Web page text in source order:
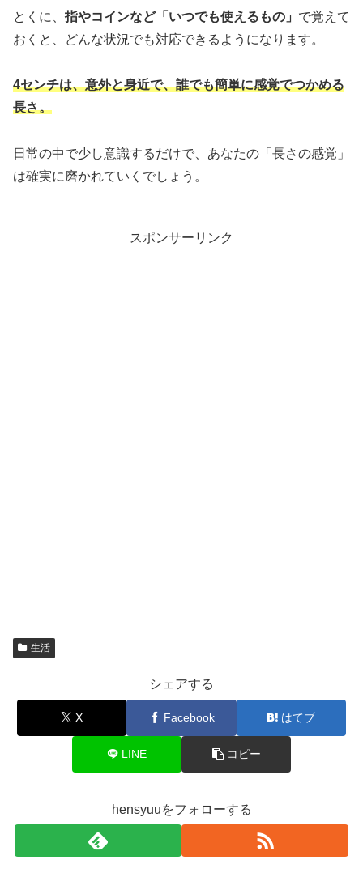
とくに、 指やコインなど「いつでも使えるもの」 で覚えて
おくと、どんな状況でも対応できるようになります。
4センチは、意外と身近で、誰でも簡単に感覚でつかめる
長さ。
日常の中で少し意識するだけで、あなたの「長さの感覚」
は確実に磨かれていくでしょう。
スポンサーリンク
生活
シェアする
X Facebook はてブ
LINE コピー
hensyuuをフォローする